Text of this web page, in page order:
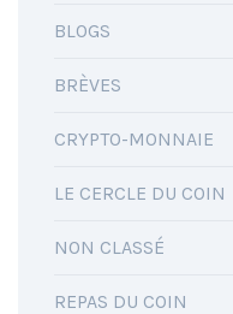
BLOGS
BRÈVES
CRYPTO-MONNAIE
LE CERCLE DU COIN
NON CLASSÉ
REPAS DU COIN